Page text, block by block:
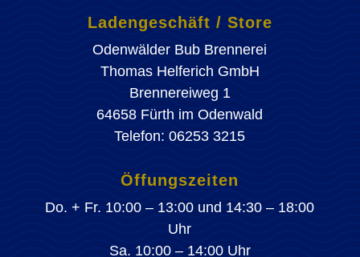
Ladengeschäft / Store
Odenwälder Bub Brennerei
Thomas Helferich GmbH
Brennereiweg 1
64658 Fürth im Odenwald
Telefon: 06253 3215
Öffungszeiten
Do. + Fr. 10:00 – 13:00 und 14:30 – 18:00
Uhr
Sa. 10:00 – 14:00 Uhr